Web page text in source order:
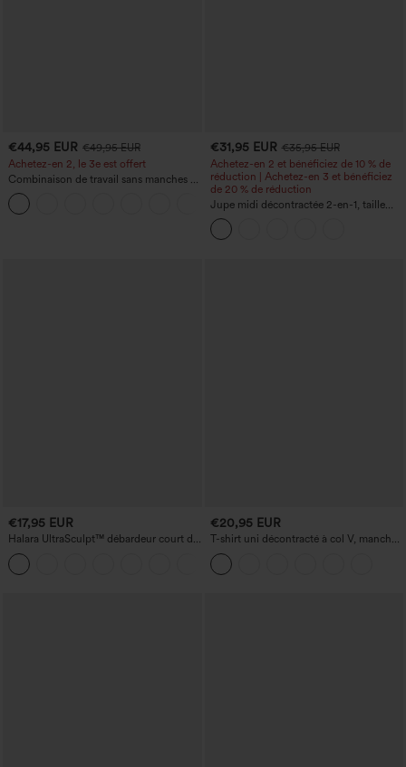
€44,95 EUR €49,95 EUR
Achetez-en 2, le 3e est offert
Combinaison de travail sans manches à
encolure bateau, côtés noués, toucher
frais, rayée, avec poches — Édition Easy
Peezy
+8
€31,95 EUR €35,95 EUR
Achetez-en 2 et bénéficiez de 10 % de
réduction | Achetez-en 3 et bénéficiez
de 20 % de réduction
Jupe midi décontractée 2-en-1, taille
haute à effet gainant, froncée avec
ourlet arrondi, en polaire et PU
€17,95 EUR
Halara UltraSculpt™ débardeur court de
yoga dos nu torsadé à bretelles doubles
€20,95 EUR
T-shirt uni décontracté à col V, manches
courtes et fronces